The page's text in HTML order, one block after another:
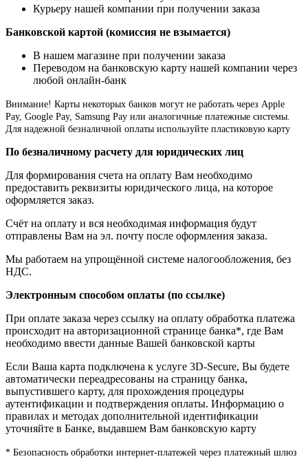
Курьеру нашей компании при получении заказа
Банковской картой (комиссия не взымается)
В нашем магазине при получении заказа
Переводом на банковскую карту нашей компании через
любой онлайн-банк
Внимание! Карты некоторых банков могут не работать через Apple
Pay, Google Pay, Samsung Pay или аналогичные платежные системы.
Для надежной безналичной оплаты используйте пластиковую карту
По безналичному расчету для юридических лиц
Для формирования счета на оплату Вам необходимо
предоставить реквизиты юридического лица, на которое
оформляется заказ.
Счёт на оплату и вся необходимая информация будут
отправлены Вам на эл. почту после оформления заказа.
Мы работаем на упрощённой системе налогообложения, без
НДС.
Электронным способом оплаты (по ссылке)
При оплате заказа через ссылку на оплату обработка платежа
происходит на авторизационной странице банка*, где Вам
необходимо ввести данные Вашей банковской карты
Если Ваша карта подключена к услуге 3D-Secure, Вы будете
автоматически переадресованы на страницу банка,
выпустившего карту, для прохождения процедуры
аутентификации и подтверждения оплаты. Информацию о
правилах и методах дополнительной идентификации
уточняйте в Банке, выдавшем Вам банковскую карту
* Безопасность обработки интернет-платежей через платежный шлюз